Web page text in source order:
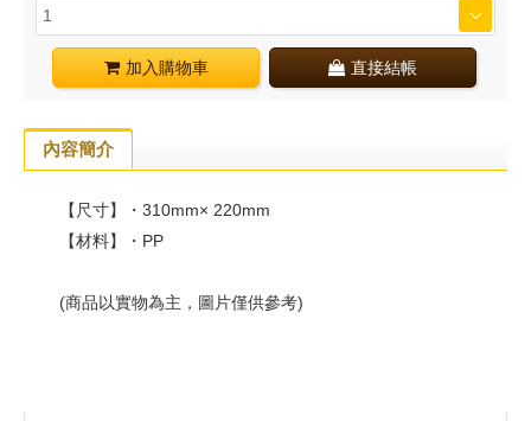
加入購物車 直接結帳
內容簡介
【尺寸】・310mm× 220mm
【材料】・PP
(商品以實物為主，圖片僅供參考)